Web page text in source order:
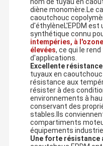
nom de tuyau en
diène monomère.Le
caoutchouc
d'éthylèneL'EPDM
synthétique connu
intempéries, à
élevées, ce qui le
d'applications.
Excellente
tuyaux en
résistance aux
résister à des
environnements à
conservant des
stables.Ils
compartiments
équipements
Une forte résistance